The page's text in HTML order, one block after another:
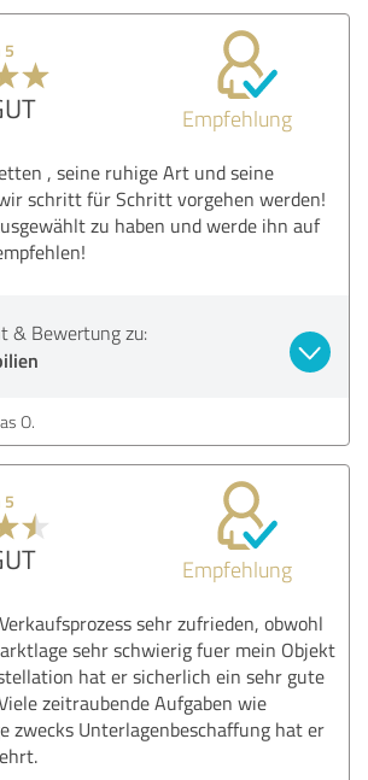
5
Empfehlung
, seine ruhige Art und seine
schritt für Schritt vorgehen werden!
zu haben und werde ihn auf
& Bewertung zu:
O.
5
Empfehlung
sehr zufrieden, obwohl
sehr schwierig fuer mein Objekt
hat er sicherlich ein sehr gute
zeitraubende Aufgaben wie
zwecks Unterlagenbeschaffung hat er